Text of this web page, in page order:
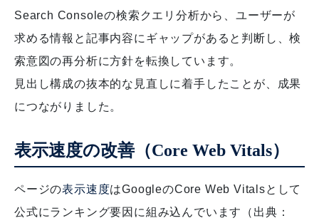
Search Consoleの検索クエリ分析から、ユーザーが
求める情報と記事内容にギャップがあると判断し、検
索意図の再分析に方針を転換しています。
見出し構成の抜本的な見直しに着手したことが、成果
につながりました。
表示速度の改善（Core Web Vitals）
ページの表示速度はGoogleのCore Web Vitalsとして
公式にランキング要因に組み込んでいます（出典：